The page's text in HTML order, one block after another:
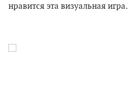
нравится эта визуальная игра.